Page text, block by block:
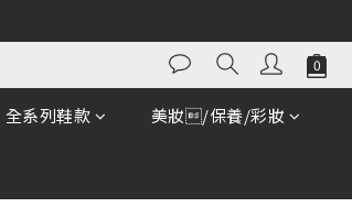
全系列鞋款 美妝/保養/彩妝